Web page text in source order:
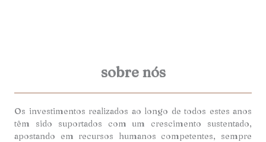
sobre nós
Os investimentos realizados ao longo de todos estes anos
têm sido suportados com um crescimento sustentado,
apostando em recursos humanos competentes, sempre